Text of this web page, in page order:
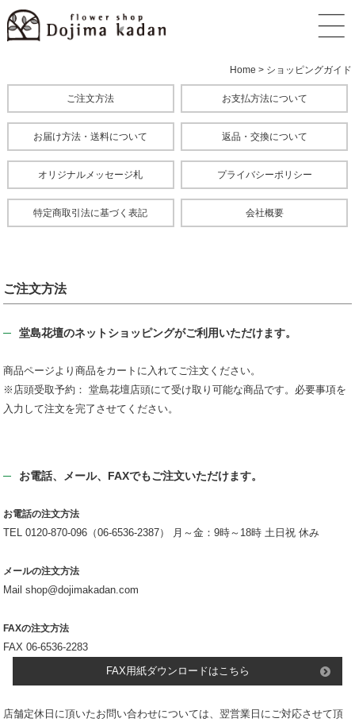
Home > ショッピングガイド
ご注文方法 お支払方法について
お届け方法・送料について 返品・交換について
オリジナルメッセージ札 プライバシーポリシー
特定商取引法に基づく表記 会社概要
ご注文方法
堂島花壇のネットショッピングがご利用いただけます。
商品ページより商品をカートに入れてご注文ください。
※店頭受取予約： 堂島花壇店頭にて受け取り可能な商品です。必要事項を
入力して注文を完了させてください。
お電話、メール、FAXでもご注文いただけます。
お電話の注文方法
TEL 0120-870-096（06-6536-2387） 月～金：9時～18時 土日祝 休み
メールの注文方法
Mail shop@dojimakadan.com
FAXの注文方法
FAX 06-6536-2283
FAX用紙ダウンロードはこちら
店舗定休日に頂いたお問い合わせについては、翌営業日にご対応させて頂